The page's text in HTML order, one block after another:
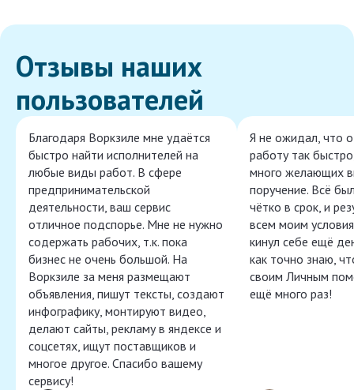
Отзывы наших
пользователей
Благодаря Воркзиле мне удаётся
быстро найти исполнителей на
любые виды работ. В сфере
предпринимательской
деятельности, ваш сервис
отличное подспорье. Мне не нужно
содержать рабочих, т.к. пока
бизнес не очень большой. На
Воркзиле за меня размещают
объявления, пишут тексты, создают
инфографику, монтируют видео,
делают сайты, рекламу в яндексе и
соцсетях, ищут поставщиков и
многое другое. Спасибо вашему
сервису!
Я не ожидал, что
работу так
много желающих
поручение. Всё
чётко в срок, и
всем моим
кинул себе ещё
как точно знаю,
своим Личным
ещё много раз!